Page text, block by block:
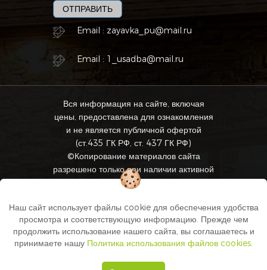
Наш сайт использует файлы cookie для обеспечения удобства
просмотра и соответствующую информацию. Прежде чем
продолжить использование нашего сайта, вы соглашаетесь и
принимаете нашу Политика использования файлов cookies.
ОТПРАВИТЬ
Email : zayavka_pu@mail.ru
Email : 1_usadba@mail.ru
Вся информация на сайте, включая
цены, предоставлена для ознакомления
и не является публичной офертой
(ст.435 ГК РФ, ст. 437 ГК РФ)
©Копирование материалов сайта
разрешено только при наличии активной
ссылки на источник.
компаний "Первая Усадьба". Все
права защищены.
Политика конфиденциальности /
Согласие на обработку персональных
/Политика использования